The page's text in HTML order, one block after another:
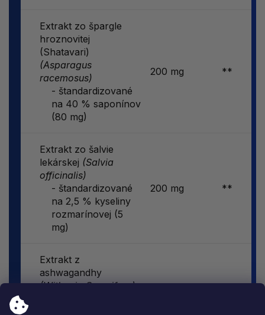
Extrakt zo špargle
hroznovitej
(Shatavari)
(Asparagus
racemosus)
- štandardizované
na 40 % saponínov
(80 mg)
200 mg **
Extrakt zo šalvie
lekárskej (Salvia
officinalis)
- štandardizované
na 2,5 % kyseliny
rozmarínovej (5
mg)
200 mg **
Extrakt z
ashwagandhy
(Withania Somnifera)